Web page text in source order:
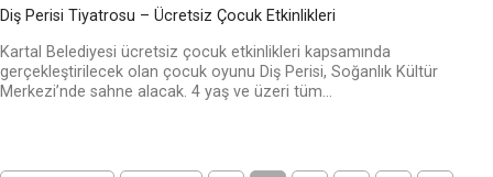
Diş Perisi Tiyatrosu – Ücretsiz Çocuk Etkinlikleri
Kartal Belediyesi ücretsiz çocuk etkinlikleri kapsamında
gerçekleştirilecek olan çocuk oyunu Diş Perisi, Soğanlık Kültür
Merkezi’nde sahne alacak. 4 yaş ve üzeri tüm...